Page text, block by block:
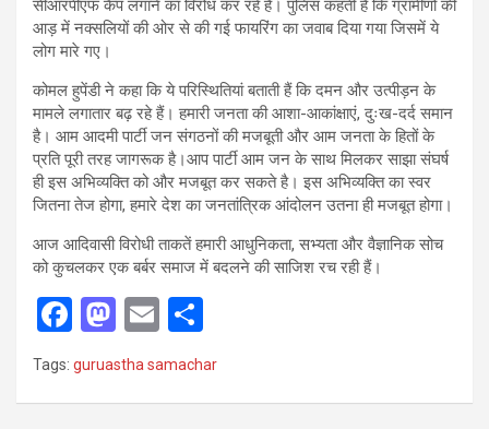
सीआरपीएफ कैंप लगाने का विरोध कर रहे हैं। पुलिस कहती है कि ग्रामीणों की
आड़ में नक्सलियों की ओर से की गई फायरिंग का जवाब दिया गया जिसमें ये
लोग मारे गए।
कोमल हुपेंडी ने कहा कि ये परिस्थितियां बताती हैं कि दमन और उत्पीड़न के
मामले लगातार बढ़ रहे हैं। हमारी जनता की आशा-आकांक्षाएं, दुःख-दर्द समान
है। आम आदमी पार्टी जन संगठनों की मजबूती और आम जनता के हितों के
प्रति पूरी तरह जागरूक है।आप पार्टी आम जन के साथ मिलकर साझा संघर्ष
ही इस अभिव्यक्ति को और मजबूत कर सकते है। इस अभिव्यक्ति का स्वर
जितना तेज होगा, हमारे देश का जनतांत्रिक आंदोलन उतना ही मजबूत होगा।
आज आदिवासी विरोधी ताकतें हमारी आधुनिकता, सभ्यता और वैज्ञानिक सोच
को कुचलकर एक बर्बर समाज में बदलने की साजिश रच रही हैं।
F
ce
M
a
st
E
ail ar
Tags: guruastha samachar